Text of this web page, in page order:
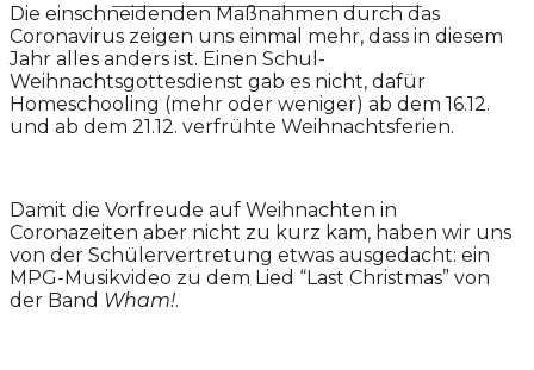
Die einschneidenden Maßnahmen durch das
Coronavirus zeigen uns einmal mehr, dass in diesem
Jahr alles anders ist. Einen Schul-
Weihnachtsgottesdienst gab es nicht, dafür
Homeschooling (mehr oder weniger) ab dem 16.12.
und ab dem 21.12. verfrühte Weihnachtsferien.
Damit die Vorfreude auf Weihnachten in
Coronazeiten aber nicht zu kurz kam, haben wir uns
von der Schülervertretung etwas ausgedacht: ein
MPG-Musikvideo zu dem Lied “Last Christmas” von
der Band Wham!.